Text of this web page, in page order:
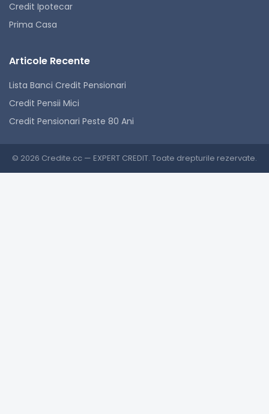
Credit Ipotecar
Prima Casa
Articole Recente
Lista Banci Credit Pensionari
Credit Pensii Mici
Credit Pensionari Peste 80 Ani
© 2026 Credite.cc — EXPERT CREDIT. Toate drepturile rezervate.